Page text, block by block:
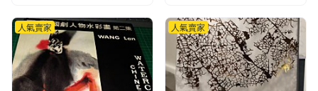
人氣賣家 人氣賣家